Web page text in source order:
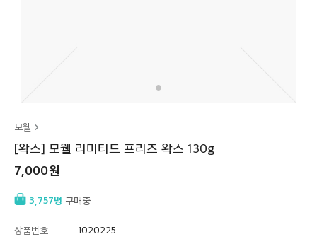
모웰
[왁스] 모웰 리미티드 프리즈 왁스 130g
7,000
3,757 구매중
상품번호
1020225